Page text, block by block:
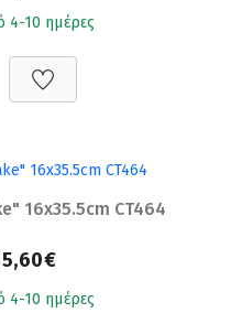
4-10 ημέρες
16x35.5cm CT464
4-10 ημέρες